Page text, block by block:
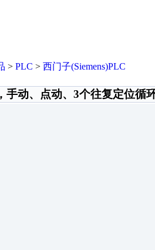
> PLC > 西门子(Siemens)PLC
手动、点动、3个往复定位循